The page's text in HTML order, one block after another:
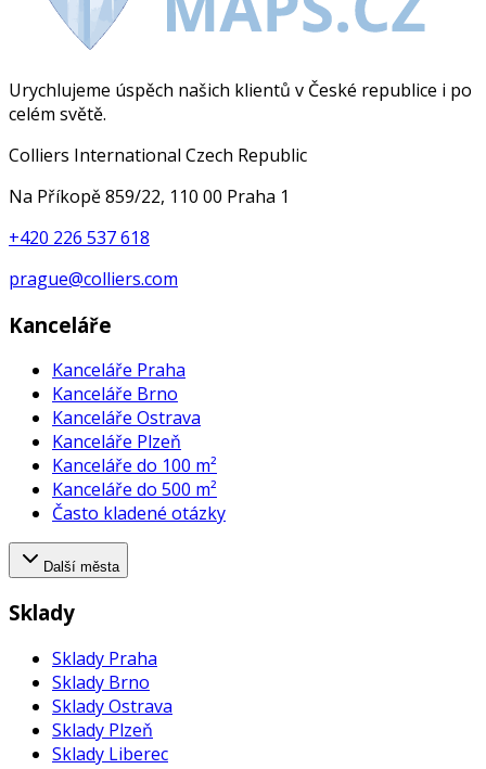
Urychlujeme úspěch našich klientů v České republice i po
celém světě.
Colliers International Czech Republic
Na Příkopě 859/22, 110 00 Praha 1
+420 226 537 618
prague@colliers.com
Kanceláře
Kanceláře Praha
Kanceláře Brno
Kanceláře Ostrava
Kanceláře Plzeň
Kanceláře do 100 m²
Kanceláře do 500 m²
Často kladené otázky
Další města
Sklady
Sklady Praha
Sklady Brno
Sklady Ostrava
Sklady Plzeň
Sklady Liberec